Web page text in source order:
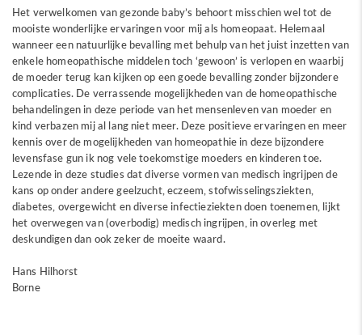
Het verwelkomen van gezonde baby’s behoort misschien wel tot de
mooiste wonderlijke ervaringen voor mij als homeopaat. Helemaal
wanneer een natuurlijke bevalling met behulp van het juist inzetten van
enkele homeopathische middelen toch ‘gewoon’ is verlopen en waarbij
de moeder terug kan kijken op een goede bevalling zonder bijzondere
complicaties. De verrassende mogelijkheden van de homeopathische
behandelingen in deze periode van het mensenleven van moeder en
kind verbazen mij al lang niet meer. Deze positieve ervaringen en meer
kennis over de mogelijkheden van homeopathie in deze bijzondere
levensfase gun ik nog vele toekomstige moeders en kinderen toe.
Lezende in deze studies dat diverse vormen van medisch ingrijpen de
kans op onder andere geelzucht, eczeem, stofwisselingsziekten,
diabetes, overgewicht en diverse infectieziekten doen toenemen, lijkt
het overwegen van (overbodig) medisch ingrijpen, in overleg met
deskundigen dan ook zeker de moeite waard.
Hans Hilhorst
Borne